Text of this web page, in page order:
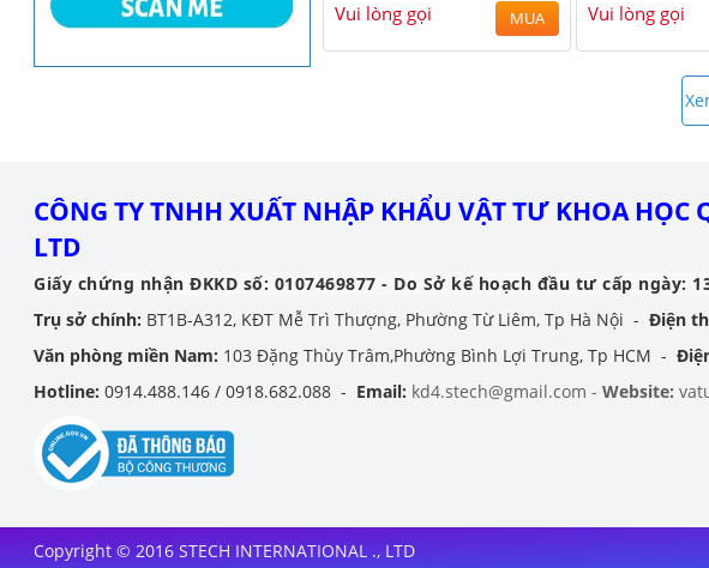
Vui lòng gọi MUA Vui lòng gọi
CÔNG TY TNHH XUẤT NHẬP KHẨU VẬT TƯ KHOA HỌC
LTD
Giấy chứng nhận ĐKKD số: 0107469877 - Do Sở kế hoạch đầu tư cấp ngày:
Trụ sở chính: BT1B-A312, KĐT Mễ Trì Thượng, Phường Từ Liêm, Tp Hà Nội -Điện
Văn phòng miền Nam: 103 Đặng Thùy Trâm,Phường Bình Lợi Trung, Tp HCM -
Hotline: 0914.488.146 / 0918.682.088 - Email: kd4.stech@gmail.com -Website:
Copyright © 2016 STECH INTERNATIONAL ., LTD